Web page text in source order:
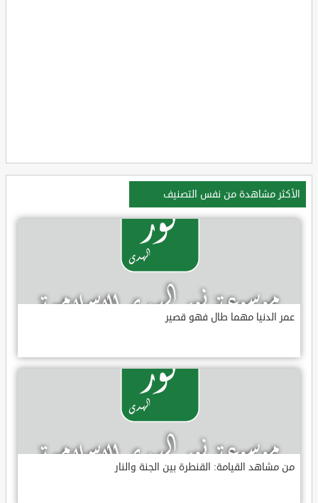
الأكثر مشاهدة من نفس التصنيف
عمر الدنيا مهما طال فهو قصير
من مشاهد القيامة: القنطرة بين الجنة والنار